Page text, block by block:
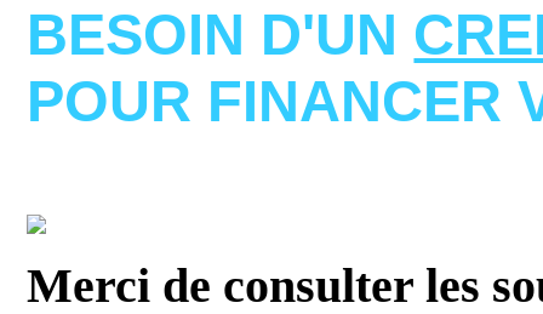
BESOIN D'UN
POUR FINANCER
Merci de consulter les